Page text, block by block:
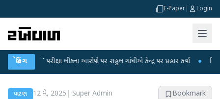
E-Paper Login
બ્રેકિંગ
NET પરીક્ષા લીકના આરોપો પર રાહુલ ગાંધીએ કેન્દ્ર પર પ્રહાર કર્યા ● હિંમતનગરમાં
પાટણ 12 મે, 2025 Super Admin Bookmark